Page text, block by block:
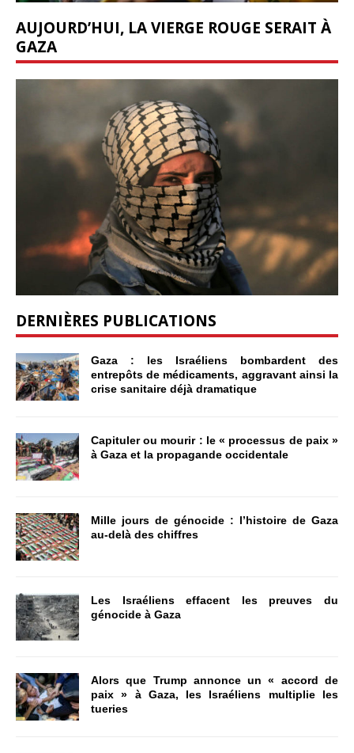
AUJOURD’HUI, LA VIERGE ROUGE SERAIT À
GAZA
DERNIÈRES PUBLICATIONS
Gaza : les Israéliens bombardent des
entrepôts de médicaments, aggravant ainsi la
crise sanitaire déjà dramatique
Capituler ou mourir : le « processus de paix »
à Gaza et la propagande occidentale
Mille jours de génocide : l’histoire de Gaza
au-delà des chiffres
Les Israéliens effacent les preuves du
génocide à Gaza
Alors que Trump annonce un « accord de
paix » à Gaza, les Israéliens multiplie les
tueries